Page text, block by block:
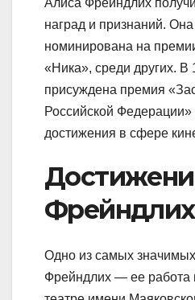
Алиса Фрейндлих
наград и признаний.
номинирована на
«Ника», среди других. В
присуждена премия
Российской
достижения в сфере
Фрейндлих
Одно из самых
Фрейндлих — ее работа